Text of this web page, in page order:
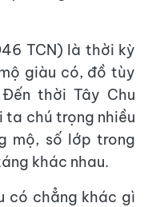
TCN) là thời kỳ
giàu có, đồ tùy
thời Tây Chu
ta chú trọng nhiều
mộ, số lớp trong
khác nhau.
có chẳng khác gì